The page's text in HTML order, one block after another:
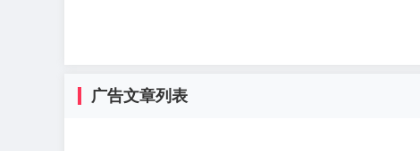
广告文章列表